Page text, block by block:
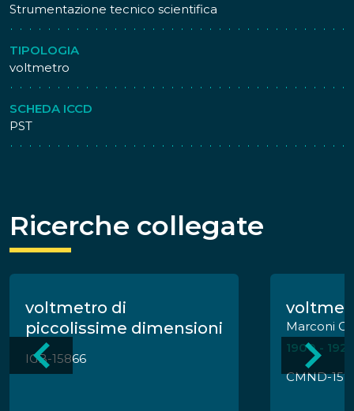
Strumentazione tecnico scientifica
TIPOLOGIA
voltmetro
SCHEDA ICCD
PST
Ricerche collegate
voltmetro di
piccolissime dimensioni
IGB-15866
Marconi
1900 -
CMND-